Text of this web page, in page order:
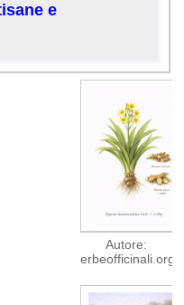
e
Autore:
erbeofficinali.org